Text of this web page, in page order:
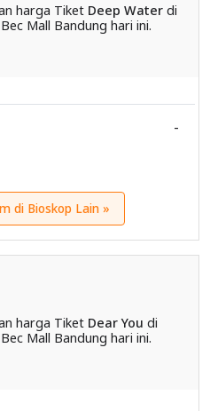
harga Tiket Deep Waterdi
Mall Bandung hari ini.
-
di Bioskop Lain »
harga Tiket Dear You di
Mall Bandung hari ini.